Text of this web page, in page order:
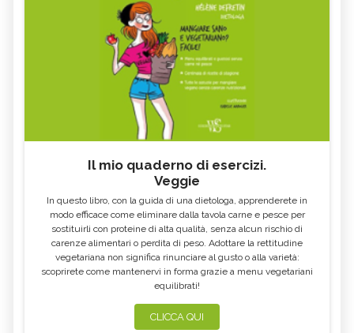
Il mio quaderno di esercizi.
Veggie
In questo libro, con la guida di una dietologa, apprenderete in
modo efficace come eliminare dalla tavola carne e pesce per
sostituirli con proteine di alta qualità, senza alcun rischio di
carenze alimentari o perdita di peso. Adottare la rettitudine
vegetariana non significa rinunciare al gusto o alla varietà:
scoprirete come mantenervi in forma grazie a menu vegetariani
equilibrati!
CLICCA QUI